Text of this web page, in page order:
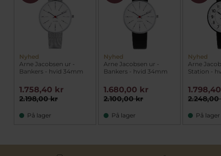
Nyhed
Arne Jacobsen ur -
Bankers - hvid 34mm
2.198,00 kr
1.758,40 kr
På lager
Nyhed
Arne Jacobsen ur -
Bankers - hvid 34mm
2.100,00 kr
1.680,00 kr
På lager
Nyhed
Arne
Station -
På lager